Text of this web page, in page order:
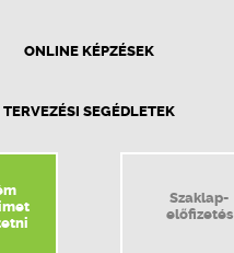
ONLINE KÉPZÉSEK
TERVEZÉSI SEGÉDLETEK
Szaklap-
előfizetés